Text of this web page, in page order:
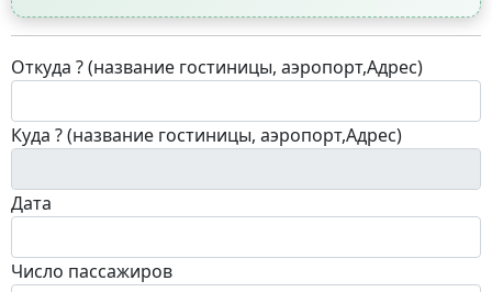
Откуда ? (название гостиницы, аэропорт,Адрес)
Куда ? (название гостиницы, аэропорт,Адрес)
Дата
Число пассажиров